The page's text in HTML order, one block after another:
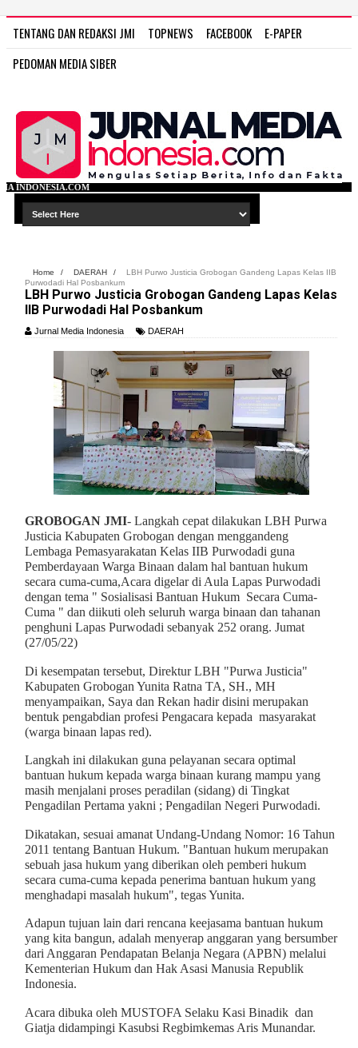
TENTANG DAN REDAKSI JMI TOPNEWS FACEBOOK
E-PAPER
PEDOMAN MEDIA SIBER
Home / DAERAH /
LBH Purwo Justicia Grobogan Gandeng Lapas Kelas IIB
Purwodadi Hal Posbankum
LBH Purwo Justicia Grobogan Gandeng Lapas Kelas
IIB Purwodadi Hal Posbankum
Jurnal Media Indonesia DAERAH
GROBOGAN JMI- Langkah cepat dilakukan LBH Purwa
Justicia Kabupaten Grobogan dengan menggandeng
Lembaga Pemasyarakatan Kelas IIB Purwodadi guna
Pemberdayaan Warga Binaan dalam hal bantuan hukum
secara cuma-cuma,Acara digelar di Aula Lapas Purwodadi
dengan tema " Sosialisasi Bantuan Hukum Secara Cuma-
Cuma " dan diikuti oleh seluruh warga binaan dan tahanan
penghuni Lapas Purwodadi sebanyak 252 orang. Jumat
(27/05/22)
Di kesempatan tersebut, Direktur LBH "Purwa Justicia"
Kabupaten Grobogan Yunita Ratna TA, SH., MH
menyampaikan, Saya dan Rekan hadir disini merupakan
bentuk pengabdian profesi Pengacara kepada masyarakat
(warga binaan lapas red).
Langkah ini dilakukan guna pelayanan secara optimal
bantuan hukum kepada warga binaan kurang mampu yang
masih menjalani proses peradilan (sidang) di Tingkat
Pengadilan Pertama yakni ; Pengadilan Negeri Purwodadi.
Dikatakan, sesuai amanat Undang-Undang Nomor: 16 Tahun
2011 tentang Bantuan Hukum. "Bantuan hukum merupakan
sebuah jasa hukum yang diberikan oleh pemberi hukum
secara cuma-cuma kepada penerima bantuan hukum yang
menghadapi masalah hukum", tegas Yunita.
Adapun tujuan lain dari rencana keejasama bantuan hukum
yang kita bangun, adalah menyerap anggaran yang bersumber
dari Anggaran Pendapatan Belanja Negara (APBN) melalui
Kementerian Hukum dan Hak Asasi Manusia Republik
Indonesia.
Acara dibuka oleh MUSTOFA Selaku Kasi Binadik dan
Giatja didampingi Kasubsi Regbimkemas Aris Munandar.